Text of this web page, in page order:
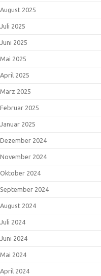
August 2025
Juli 2025
Juni 2025
Mai 2025
April 2025
März 2025
Februar 2025
Januar 2025
Dezember 2024
November 2024
Oktober 2024
September 2024
August 2024
Juli 2024
Juni 2024
Mai 2024
April 2024